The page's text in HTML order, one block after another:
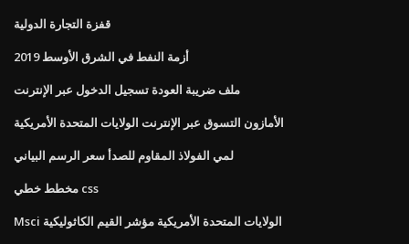
قفزة التجارة الدولية
أزمة النفط في الشرق الأوسط 2019
ملف ضريبة العودة تسجيل الدخول عبر الإنترنت
الأمازون التسوق عبر الإنترنت الولايات المتحدة الأمريكية
لمي الفولاذ المقاوم للصدأ سعر الرسم البياني
مخطط خطي css
Msci الولايات المتحدة الأمريكية مؤشر القيم الكاثوليكية